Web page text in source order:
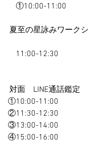
11:00
夏至の星詠みワークシ
12:30
対面　LINE通話鑑定
11:00
12:30
14:00
16:00